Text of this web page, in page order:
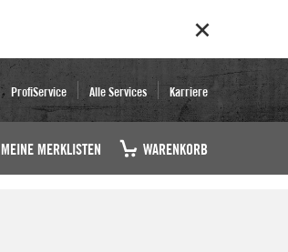
ProfiService Alle Services Karriere
MEINE MERKLISTEN WARENKORB